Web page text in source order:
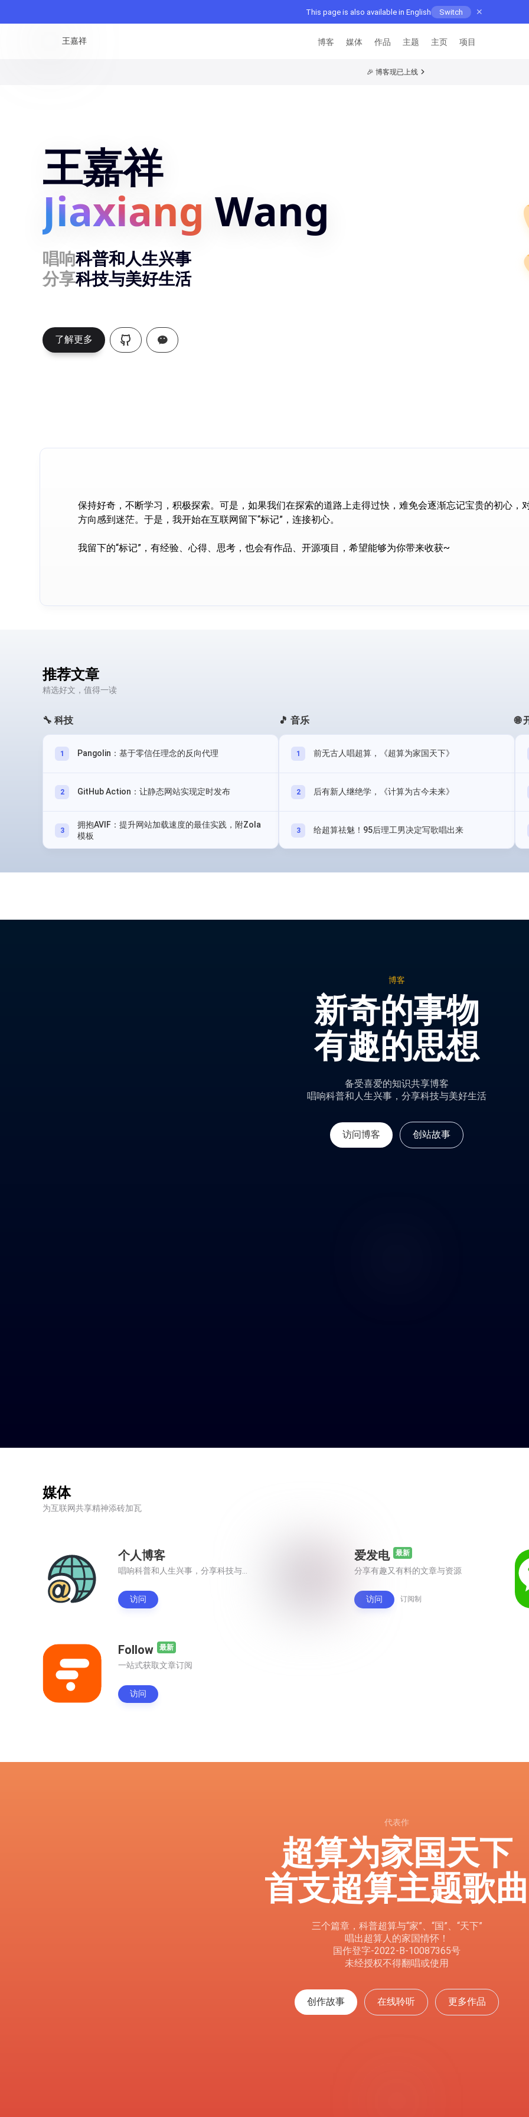
This page is also available in English Switch ✕
王嘉祥 博客 媒体 作品 主题 主页 项目
🎉 博客现已上线
王嘉祥
Jiaxiang Wang
唱响科普和人生兴事
分享科技与美好生活
了解更多
保持好奇，不断学习，积极探索。可是，如果我们在探索的道路上走得过快，难免会逐渐忘记宝贵的初心，
方向感到迷茫。于是，我开始在互联网留下“标记”，连接初心。
我留下的“标记”，有经验、心得、思考，也会有作品、开源项目，希望能够为你带来收获~
推荐文章
精选好文，值得一读
🔧 科技
1 Pangolin：基于零信任理念的反向代理
2 GitHub Action：让静态网站实现定时发布
3
拥抱AVIF：提升网站加载速度的最佳实践，附Zola
模板
🎵 音乐
1 前无古人唱超算，《超算为家国天下》
2 后有新人继绝学，《计算为古今未来》
3 给超算祛魅！95后理工男决定写歌唱出来
🌐
博客
新奇的事物
有趣的思想
备受喜爱的知识共享博客
唱响科普和人生兴事， 分享科技与美好生活
访问博客 创站故事
媒体
为互联网共享精神添砖加瓦
个人博客
唱响科普和人生兴事，分享科技与
访问
爱发电 最新
分享有趣又有料的文章与资源
访问 订阅制
Follow 最新
一站式获取文章订阅
访问
代表作
超算为家国天下
首支超算主题歌曲
三个篇章，科普超算与“家”、“国”、“天下”
唱出超算人的家国情怀！
国作登字-2022-B-10087365号
未经授权不得翻唱或使用
创作故事 在线聆听 更多作品